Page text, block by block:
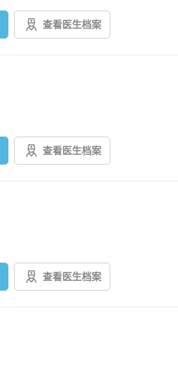
查看医生档案
查看医生档案
查看医生档案